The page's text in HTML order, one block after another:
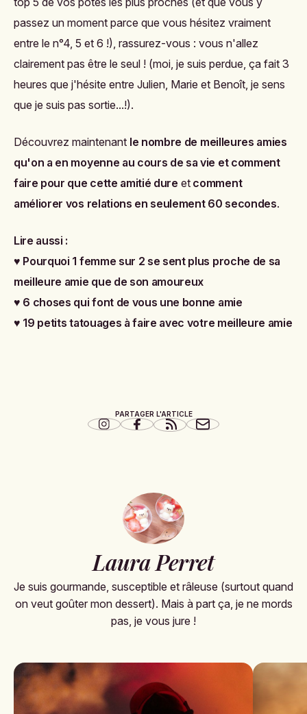
passez un moment parce que vous hésitez vraiment
entre le n°4, 5 et 6 !), rassurez-vous : vous n'allez
clairement pas être le seul ! (moi, je suis perdue, ça fait 3
heures que j'hésite entre Julien, Marie et Benoît, je sens
que je suis pas sortie...!).
Découvrez maintenant le nombre de meilleures amies
qu'on a en moyenne au cours de sa vie et comment
faire pour que cette amitié dure et comment
améliorer vos relations en seulement 60 secondes.
Lire aussi :
♥ Pourquoi 1 femme sur 2 se sent plus proche de sa
meilleure amie que de son amoureux
♥ 6 choses qui font de vous une bonne amie
♥ 19 petits tatouages à faire avec votre meilleure amie
PARTAGER L'ARTICLE
Laura Perret
Je suis gourmande, susceptible et râleuse (surtout quand
on veut goûter mon dessert). Mais à part ça, je ne mords
pas, je vous jure !